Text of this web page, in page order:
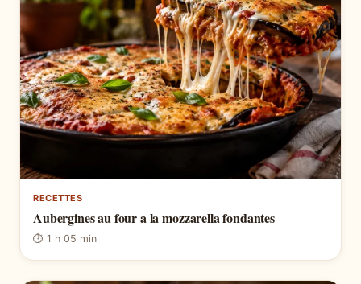
RECETTES
Aubergines au four a la mozzarella fondantes
⏱ 1 h 05 min